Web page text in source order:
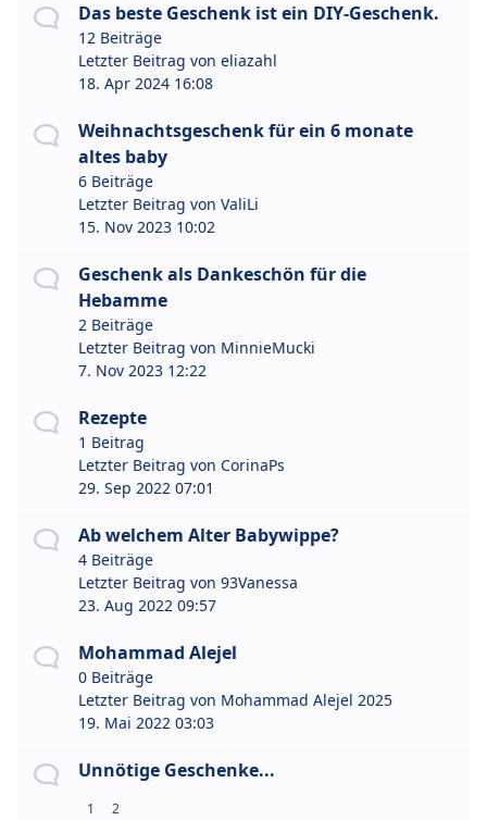
Das beste Geschenk ist ein DIY-Geschenk.
12 Beiträge
Letzter Beitrag von eliazahl
18. Apr 2024 16:08
Weihnachtsgeschenk für ein 6 monate
altes baby
6 Beiträge
Letzter Beitrag von ValiLi
15. Nov 2023 10:02
Geschenk als Dankeschön für die
Hebamme
2 Beiträge
Letzter Beitrag von MinnieMucki
7. Nov 2023 12:22
Rezepte
1 Beitrag
Letzter Beitrag von CorinaPs
29. Sep 2022 07:01
Ab welchem Alter Babywippe?
4 Beiträge
Letzter Beitrag von 93Vanessa
23. Aug 2022 09:57
Mohammad Alejel
0 Beiträge
Letzter Beitrag von Mohammad Alejel 2025
19. Mai 2022 03:03
Unnötige Geschenke...
1 2